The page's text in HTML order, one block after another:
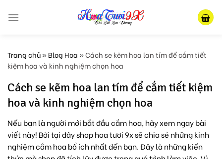
Trang chủ»Blog Hoa»Cách se kẽm hoa lan tím để cắm tiết
kiệm hoa và kinh nghiệm chọn hoa
Cách se kẽm hoa lan tím để cắm tiết kiệm
hoa và kinh nghiệm chọn hoa
Nếu bạn là người mới bắt đầu cắm hoa, hãy xem ngay bài
viết này! Bởi tại đây shop hoa tươi 9x sẽ chia sẻ những kinh
nghiệm cắm hoa bổ ích nhất đến bạn. Đây là những kiến